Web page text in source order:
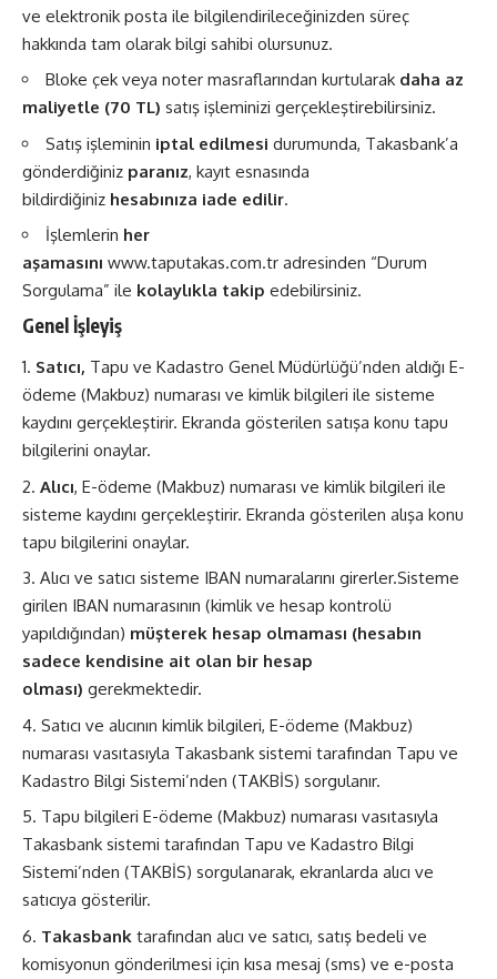
ve elektronik posta ile bilgilendirileceğinizden süreç
hakkında tam olarak bilgi sahibi olursunuz.
Bloke çek veya noter masraflarından kurtularak daha az
maliyetle (70 TL) satış işleminizi gerçekleştirebilirsiniz.
Satış işleminin iptal edilmesi durumunda, Takasbank’a
gönderdiğiniz paranız, kayıt esnasında
bildirdiğiniz hesabınıza iade edilir.
İşlemlerin her
aşamasını www.taputakas.com.tr adresinden “Durum
Sorgulama” ile kolaylıkla takip edebilirsiniz.
Genel İşleyiş
Satıcı, Tapu ve Kadastro Genel Müdürlüğü’nden aldığı E-
ödeme (Makbuz) numarası ve kimlik bilgileri ile sisteme
kaydını gerçekleştirir. Ekranda gösterilen satışa konu tapu
bilgilerini onaylar.
Alıcı, E-ödeme (Makbuz) numarası ve kimlik bilgileri ile
sisteme kaydını gerçekleştirir. Ekranda gösterilen alışa konu
tapu bilgilerini onaylar.
Alıcı ve satıcı sisteme IBAN numaralarını girerler.Sisteme
girilen IBAN numarasının (kimlik ve hesap kontrolü
yapıldığından) müşterek hesap olmaması (hesabın
sadece kendisine ait olan bir hesap
olması) gerekmektedir.
Satıcı ve alıcının kimlik bilgileri, E-ödeme (Makbuz)
numarası vasıtasıyla Takasbank sistemi tarafından Tapu ve
Kadastro Bilgi Sistemi’nden (TAKBİS) sorgulanır.
Tapu bilgileri E-ödeme (Makbuz) numarası vasıtasıyla
Takasbank sistemi tarafından Tapu ve Kadastro Bilgi
Sistemi’nden (TAKBİS) sorgulanarak, ekranlarda alıcı ve
satıcıya gösterilir.
Takasbank tarafından alıcı ve satıcı, satış bedeli ve
komisyonun gönderilmesi için kısa mesaj (sms) ve e-posta